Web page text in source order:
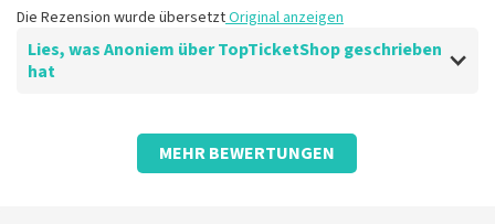
Die Rezension wurde übersetztOriginal anzeigen
Lies, was Anoniem über TopTicketShop geschrieben
hat
Bewertung von Anoniem überTopTicketShop
Ein anderes Ticket als bestellt!
MEHR BEWERTUNGEN